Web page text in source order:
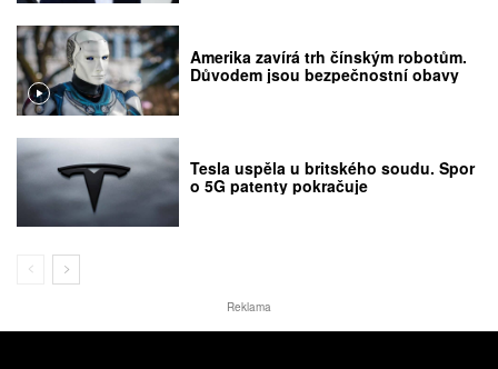
Amerika zavírá trh čínským robotům.
Důvodem jsou bezpečnostní obavy
Tesla uspěla u britského soudu. Spor
o 5G patenty pokračuje
Reklama